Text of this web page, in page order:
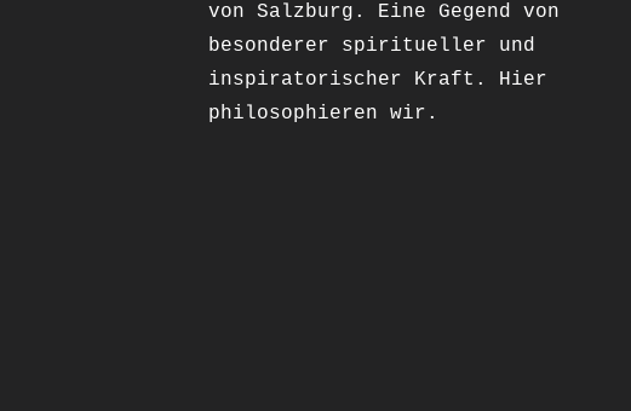
von Salzburg. Eine Gegend von
besonderer spiritueller und
inspiratorischer Kraft. Hier
philosophieren wir.